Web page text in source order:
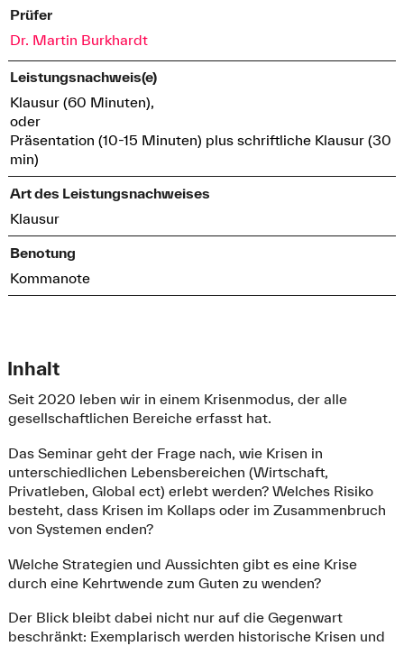
Prüfer
Dr. Martin Burkhardt
Leistungsnachweis(e)
Klausur (60 Minuten),
oder
Präsentation (10-15 Minuten) plus schriftliche Klausur (30
min)
Art des Leistungsnachweises
Klausur
Benotung
Kommanote
Inhalt
Seit 2020 leben wir in einem Krisenmodus, der alle
gesellschaftlichen Bereiche erfasst hat.
Das Seminar geht der Frage nach, wie Krisen in
unterschiedlichen Lebensbereichen (Wirtschaft,
Privatleben, Global ect) erlebt werden? Welches Risiko
besteht, dass Krisen im Kollaps oder im Zusammenbruch
von Systemen enden?
Welche Strategien und Aussichten gibt es eine Krise
durch eine Kehrtwende zum Guten zu wenden?
Der Blick bleibt dabei nicht nur auf die Gegenwart
beschränkt: Exemplarisch werden historische Krisen und